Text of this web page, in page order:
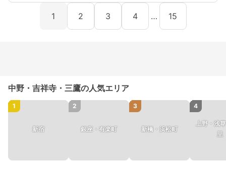
1 2 3 4 … 15
中野・吉祥寺・三鷹の人気エリア
1
新宿
2
銀座・有楽町
3
新橋・浜松町
4
上野・浅
里